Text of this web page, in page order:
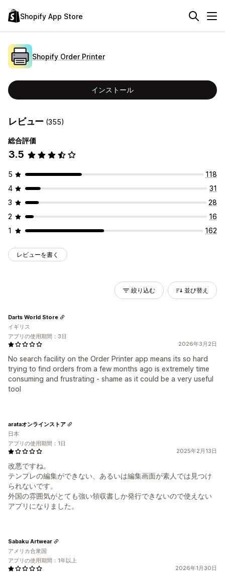
Shopify App Store
Shopify Order Printer
インストール
レビュー (355)
総合評価
3.5
5
118
4
31
3
28
2
16
1
162
レビューを書く
絞り込む 並び替え
2026年3月2日
No search facility on the Order Printer app means its so hard
trying to find orders from a few months ago is extremely time
consuming and frustrating - shame as it could be a very useful
tool
Darts World Store
イギリス
アプリの使用期間：3日
2025年2月13日
改悪ですね。
テンプレの編集ができない、あるいは編集画面が素人では見つけ
られないです。
外国の雰囲気がとても強い領収書しか発行できないので使えない
アプリになりました。
arataオンラインストア
日本
アプリの使用期間：1日
2026年1月30日
Sabaku Artwear
アメリカ合衆国
アプリの使用期間：1年以上